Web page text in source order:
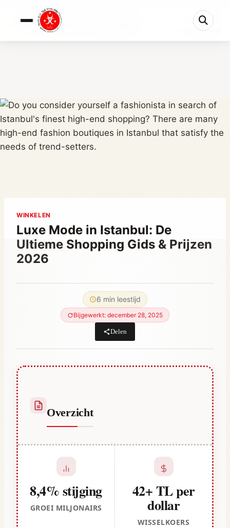
Luxe Mode in Istanbul: De Ultieme Shopping Gids...
6 min resterend
WINKELEN
Luxe Mode in Istanbul: De
Ultieme Shopping Gids & Prijzen
2026
6 min leestijd
Bijgewerkt: december 28, 2025
Delen
Overzicht
8,4% stijging
GROEI MILJONAIRS
42+ TL per
dollar
WISSELKOERS